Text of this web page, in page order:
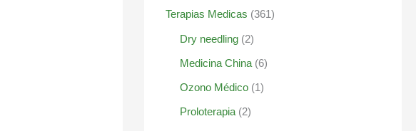
Terapias Medicas (361)
Dry needling(2)
Medicina China(6)
Ozono Médico(1)
Proloterapia(2)